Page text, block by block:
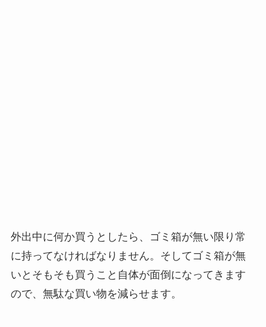
外出中に何か買うとしたら、ゴミ箱が無い限り常
に持ってなければなりません。そしてゴミ箱が無
いとそもそも買うこと自体が面倒になってきます
ので、無駄な買い物を減らせます。